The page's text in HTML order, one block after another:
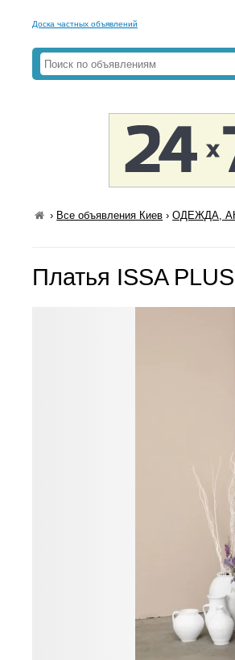
Доска частных объявлений
› Все объявления Киев ›ОДЕЖДА,
Платья ISSA